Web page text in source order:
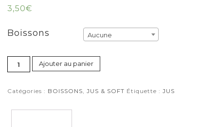
3,50€
Boissons Aucune
Ajouter au panier
Catégories : BOISSONS, JUS & SOFT Étiquette : JUS